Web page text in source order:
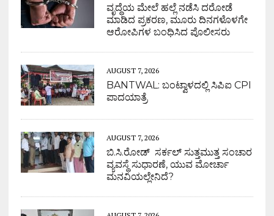
ವೃದ್ಧೆಯ ಮೇಲೆ ಹಲ್ಲೆ ನಡೆಸಿ ದರೋಡೆ
ಮಾಡಿದ ಪ್ರಕರಣ, ಮೂರು ದಿನಗಳೊಳಗೇ
ಆರೋಪಿಗಳ ಬಂಧಿಸಿದ ಪೊಲೀಸರು
AUGUST 7, 2026
BANTWAL: ಬಂಟ್ವಾಳದಲ್ಲಿ ಸಿಪಿಐ CPI
ಪಾದಯಾತ್ರೆ
AUGUST 7, 2026
ಬಿ.ಸಿ.ರೋಡ್ ಸರ್ಕಲ್ ಸುತ್ತಮುತ್ತ ಸಂಚಾರ
ವ್ಯವಸ್ಥೆ ಸುಧಾರಣೆ, ಯುವ ಮೋರ್ಚಾ
ಮನವಿಯಲ್ಲೇನಿದೆ?